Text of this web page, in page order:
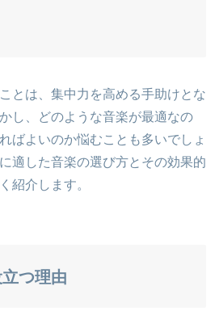
とは、集中力を高める手助けとな
し、どのような音楽が最適なの
ばよいのか悩むことも多いでしょ
適した音楽の選び方とその効果的
紹介します。
つ理由